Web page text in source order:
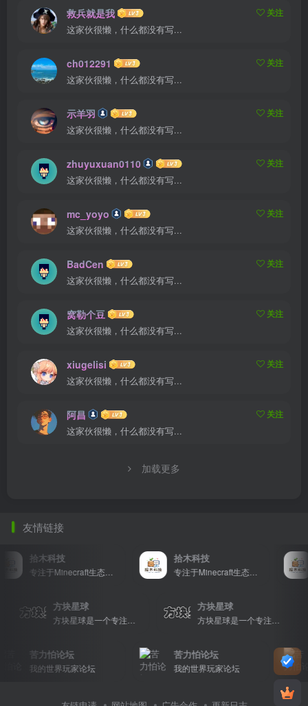
救兵就是我
关注
这家伙很懒，什么都没有写...
ch012291
关注
这家伙很懒，什么都没有写...
示羊羽
关注
这家伙很懒，什么都没有写...
zhuyuxuan0110
关注
这家伙很懒，什么都没有写...
mc_yoyo
关注
这家伙很懒，什么都没有写...
BadCen
关注
这家伙很懒，什么都没有写...
窝勒个豆
关注
这家伙很懒，什么都没有写...
xiugelisi
关注
这家伙很懒，什么都没有写...
阿昌
关注
这家伙很懒，什么都没有写...
加载更多
友情链接
拾木科技
专注于Minecraft生态建设
拾木科技
专注于Minecraft生态建设
方块星球
方块星球是一个专注于我的世界的中文论坛，提供丰富的资源分享、玩家交流和创意展示，包括地图、皮肤、数据包等内容，打造Minecraft玩家的专属社区乐园！
方块星球
方块星球是一个专注于我的世界的中文论坛，提供丰富的资源分享、玩家交流和创意展示，包括地图、皮肤、数据包等内容，打造Minecraft玩家的专属社区乐园！
苦力怕论坛
我的世界玩家论坛
苦力怕论坛
我的世界玩家论坛